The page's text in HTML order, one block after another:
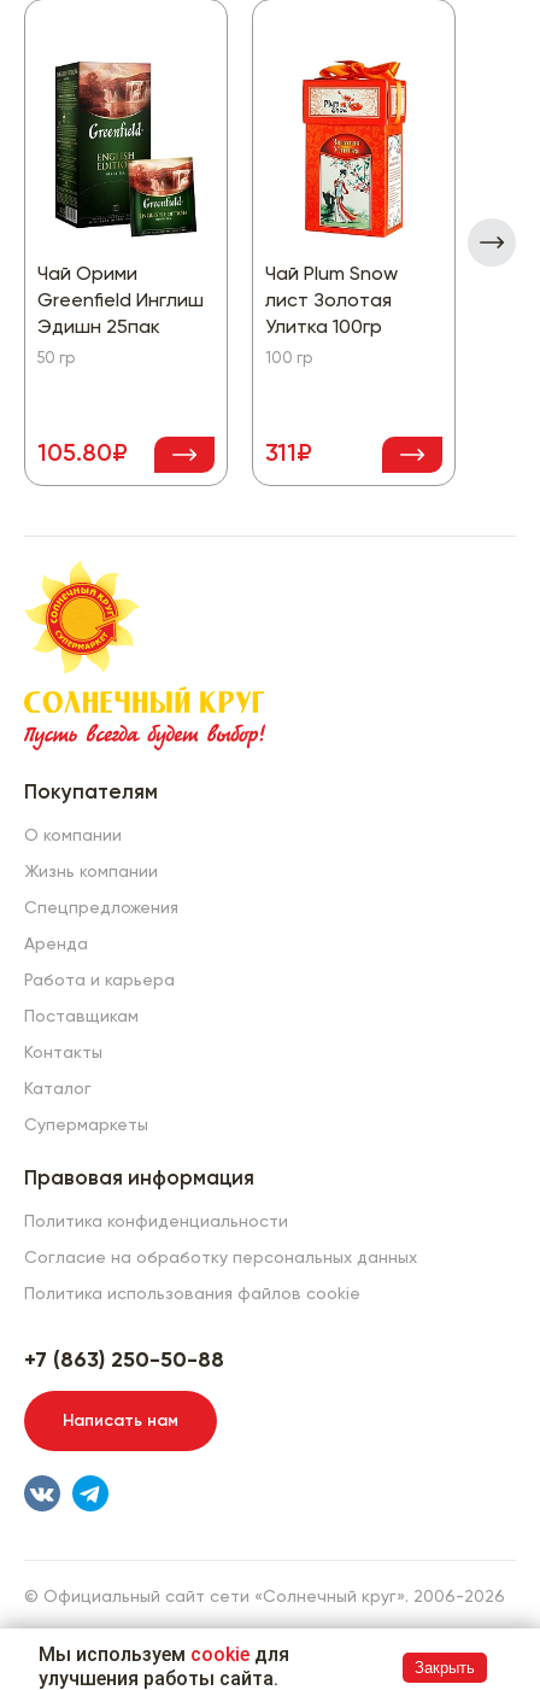
Чай Орими
Greenfield Инглиш
Эдишн 25пак
50 гр
105.80₽
Чай Plum Snow
лист Золотая
Улитка 100гр
100 гр
311₽
Покупателям
О компании
Жизнь компании
Спецпредложения
Аренда
Работа и карьера
Поставщикам
Контакты
Каталог
Супермаркеты
Правовая информация
Политика конфиденциальности
Согласие на обработку персональных данных
Политика использования файлов cookie
+7 (863) 250-50-88
Написать нам
© Официальный сайт сети «Солнечный круг». 2006-2026
Разработка сайта
Мы используем cookie для
улучшения работы сайта.
Закрыть